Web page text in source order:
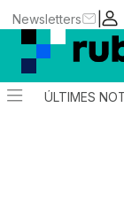
|
Newsletters
ÚLTIMES